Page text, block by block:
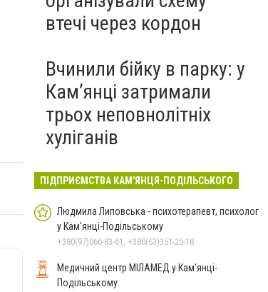
втечі через кордон
Вчинили бійку в парку: у
Кам’янці затримали
трьох неповнолітніх
хуліганів
ПІДПРИЄМСТВА КАМ'ЯНЦЯ-ПОДІЛЬСЬКОГО
Людмила Липовська - психотерапевт, психолог
у Кам'янці-Подільському
+380(97)066-83-61, +380(63)351-25-18
Медичний центр МІЛАМЕД у Кам'янці-
Подільському